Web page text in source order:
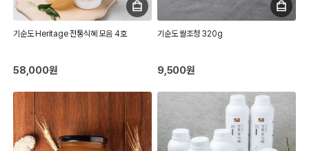
기순도 Heritage 전통식혜 모음 4호
58,000원
기순도 쌀조청 320g
9,500원